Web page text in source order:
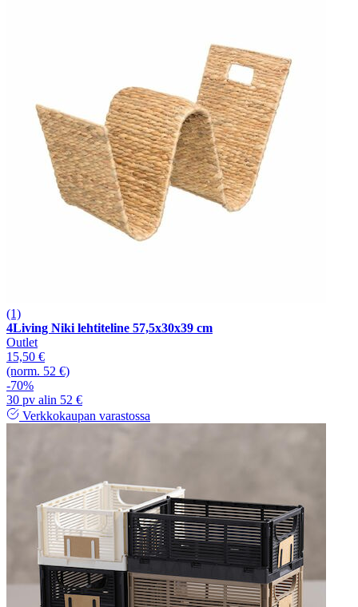
(1)
4Living Niki lehtiteline 57,5x30x39 cm
Outlet
15,50 €
(norm. 52 €)
-70%
30 pv alin 52 €
Verkkokaupan varastossa